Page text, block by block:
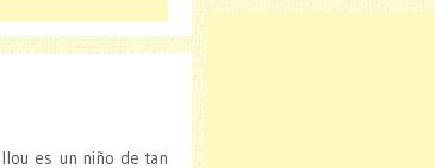
es un niño de tan